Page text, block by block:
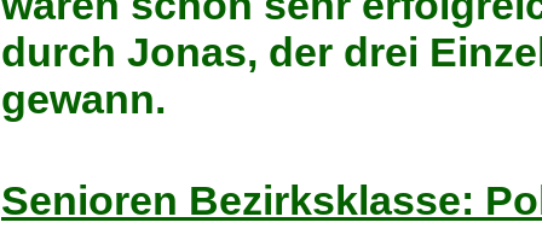
durch Jonas, der drei
gewann.
Senioren Bezirksklasse: